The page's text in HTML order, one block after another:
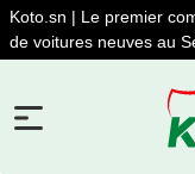
Koto.sn | Le premier
de voitures neuves au